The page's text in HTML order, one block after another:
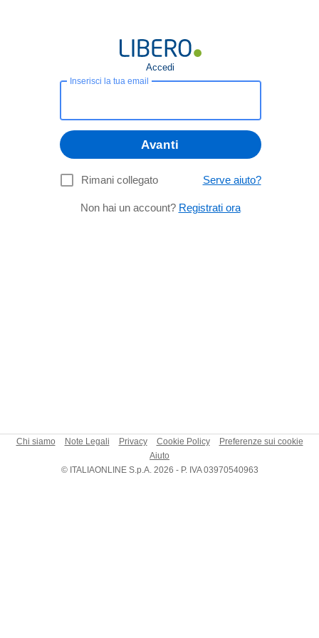
Accedi
Inserisci la tua email
Avanti
Rimani collegato Serve aiuto?
Non hai un account? Registrati ora
Chi siamo Note Legali Privacy Cookie Policy
Preferenze sui cookie
Aiuto
© ITALIAONLINE S.p.A. 2026 - P. IVA 03970540963